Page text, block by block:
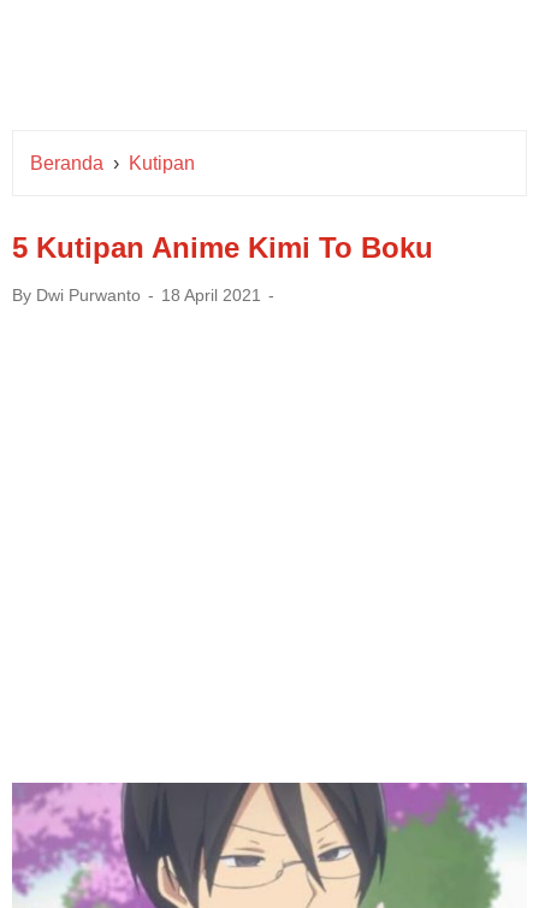
Beranda › Kutipan
5 Kutipan Anime Kimi To Boku
By Dwi Purwanto 18 April 2021